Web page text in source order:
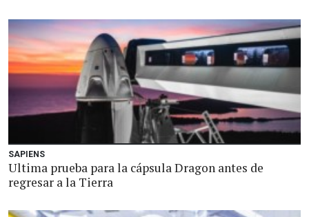
SAPIENS
Ultima prueba para la cápsula Dragon antes de
regresar a la Tierra